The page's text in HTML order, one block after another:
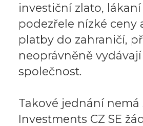
investiční zlato, lákaní
podezřele nízké ceny
platby do zahraničí,
neoprávněně vydávají
společnost.
Takové jednání nemá
Investments CZ SE